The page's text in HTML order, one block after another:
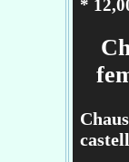
Réf :
*